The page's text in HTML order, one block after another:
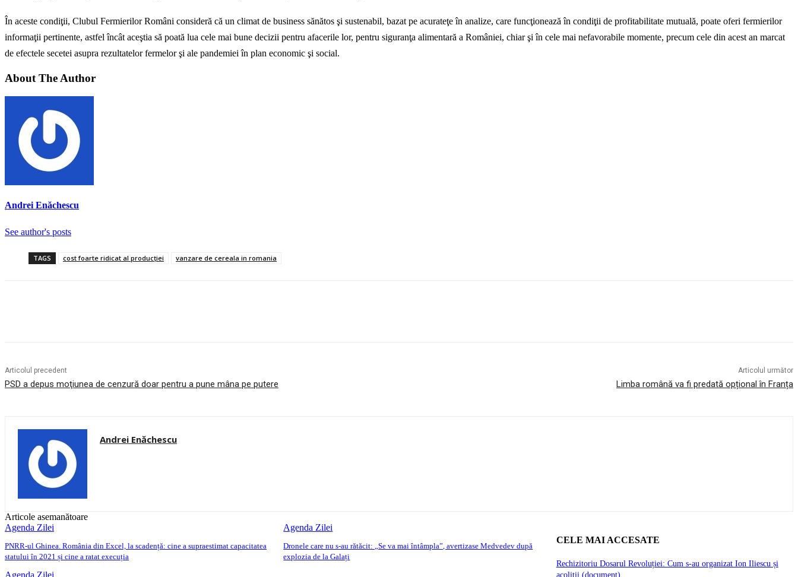
În aceste condiţii, Clubul Fermierilor Români consideră că un climat de business sănătos şi sustenabil, bazat pe acurateţe în analize, care funcţionează în condiţii de profitabilitate mutuală, poate oferi fermierilor
informaţii pertinente, astfel încât aceştia să poată lua cele mai bune decizii pentru afacerile lor, pentru siguranţa alimentară a României, chiar şi în cele mai nefavorabile momente, precum cele din acest an marcat
de efectele secetei asupra rezultatelor fermelor şi ale pandemiei în plan economic şi social.
About The Author
Andrei Enăchescu
See author's posts
TAGS cost foarte ridicat al producţiei vanzare de cereala in romania
Articolul precedent
PSD a depus moţiunea de cenzură doar pentru a pune mâna pe putere
Articolul următor
Limba română va fi predată opțional în Franța
Andrei Enăchescu
Articole asemanătoare
Agenda Zilei
PNRR-ul Ghinea. România din Excel, la scadență: cine a supraestimat capacitatea
statului în 2021 și cine a ratat execuția
Agenda Zilei
Dronele care nu s-au rătăcit: „Se va mai întâmpla”, avertizase Medvedev după
explozia de la Galați
Agenda Zilei
CELE MAI ACCESATE
Rechizitoriu Dosarul Revoluției: Cum s-au organizat Ion Iliescu și
acoliții (document)